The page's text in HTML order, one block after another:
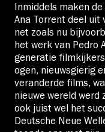
Inmiddels maken
Ana Torrent deel uit
net zoals nu
het werk van Pedro
generatie
ogen, nieuwsgierig
veranderde films,
nieuwe wereld
ook juist wel het
Deutsche Neue